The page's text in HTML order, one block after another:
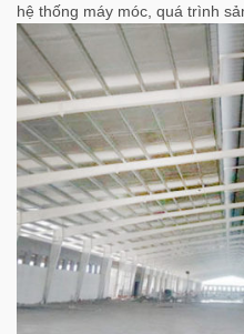
hệ thống máy móc, quá trình